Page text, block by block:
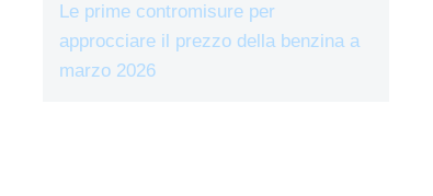
Le prime contromisure per
approcciare il prezzo della benzina a
marzo 2026